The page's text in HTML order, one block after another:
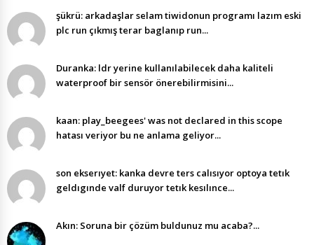
şükrü: arkadaşlar selam tiwidonun programı lazım eski
plc run çıkmış terar baglanıp run...
Duranka: ldr yerine kullanılabilecek daha kaliteli
waterproof bir sensör önerebilirmisini...
kaan: play_beegees' was not declared in this scope
hatası veriyor bu ne anlama geliyor...
son ekserıyet: kanka devre ters calısıyor optoya tetık
geldıgınde valf duruyor tetık kesılınce...
Akın: Soruna bir çözüm buldunuz mu acaba?...